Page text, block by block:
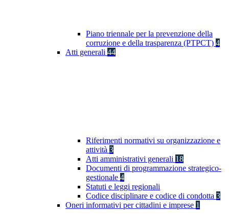
Piano triennale per la prevenzione della
corruzione e della trasparenza (PTPCT) 4
Atti generali 44
Riferimenti normativi su organizzazione e
attività 3
Atti amministrativi generali 18
Documenti di programmazione strategico-
gestionale 4
Statuti e leggi regionali
Codice disciplinare e codice di condotta 3
Oneri informativi per cittadini e imprese 1